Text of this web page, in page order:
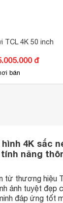
TCL 4K 50 inch
đ
bán
4K sắc
năng
từ thương hiệu
ảnh tuyệt đẹp
đáp ứng tốt